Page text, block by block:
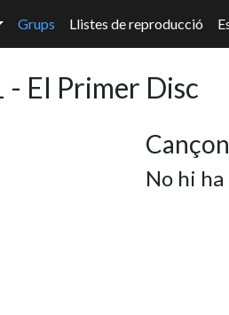
Grups Llistes de reproducció
- El Primer Disc
No hi